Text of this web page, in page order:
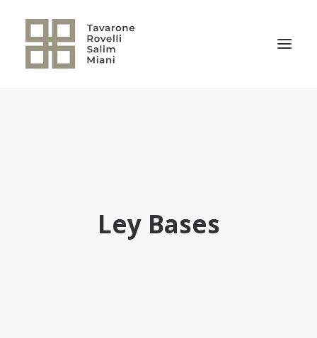
TRANSACCIONES RELEVANTES
Ley Bases